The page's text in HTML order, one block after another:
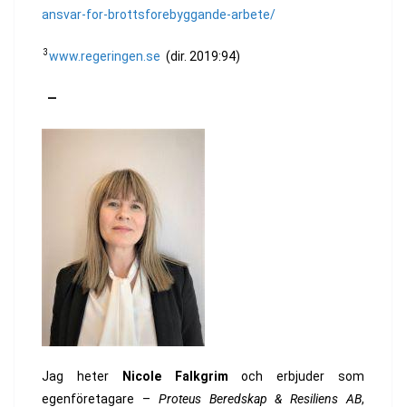
ansvar-for-brottsforebyggande-arbete/
3www.regeringen.se (dir. 2019:94)
—
Jag heter Nicole Falkgrim och erbjuder som
egenföretagare – Proteus Beredskap & Resiliens AB,